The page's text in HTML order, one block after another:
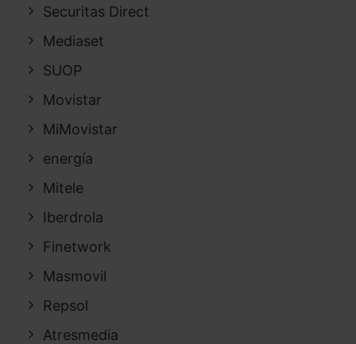
Securitas Direct
Mediaset
SUOP
Movistar
MiMovistar
energía
Mitele
Iberdrola
Finetwork
Masmovil
Repsol
Atresmedia